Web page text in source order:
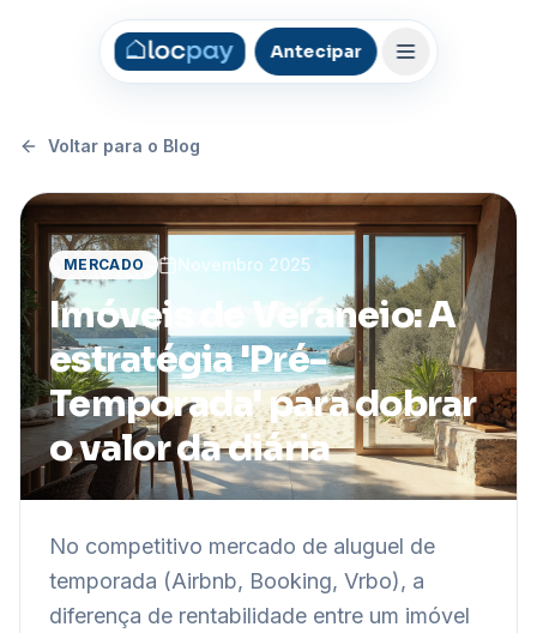
Antecipar
Voltar para o Blog
MERCADO Novembro 2025
Imóveis de Veraneio: A
estratégia 'Pré-
Temporada' para dobrar
o valor da diária
No competitivo mercado de aluguel de
temporada (Airbnb, Booking, Vrbo), a
diferença de rentabilidade entre um imóvel